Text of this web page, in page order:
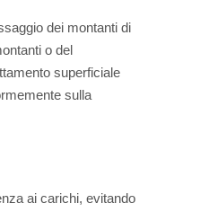
dei montanti di
o del
superficiale
sulla
ai carichi, evitando